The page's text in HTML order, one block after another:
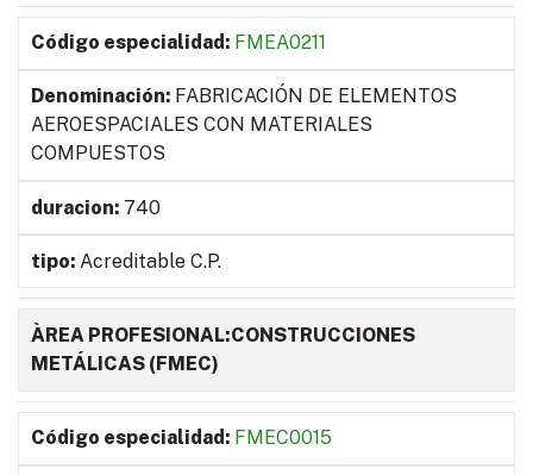
FMEA0211
FABRICACIÓN DE ELEMENTOS
AEROESPACIALES CON MATERIALES
COMPUESTOS
740
Acreditable C.P.
ÀREA PROFESIONAL:CONSTRUCCIONES
METÁLICAS (FMEC)
FMEC0015